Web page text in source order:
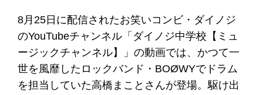
8月25日に配信されたお笑いコンビ・ダイノジ
のYouTubeチャンネル「ダイノジ中学校【ミュ
ージックチャンネル】」の動画では、かつて一
世を風靡したロックバンド・BOØWYでドラム
を担当していた高橋まことさんが登場。駆け出